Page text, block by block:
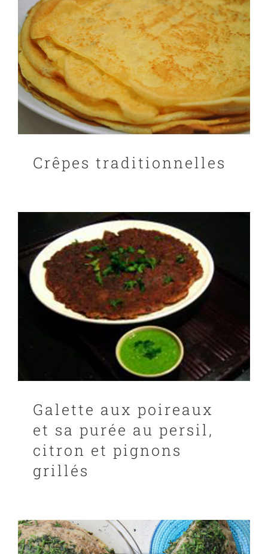
Crêpes traditionnelles
Galette aux poireaux
et sa purée au persil,
citron et pignons
grillés